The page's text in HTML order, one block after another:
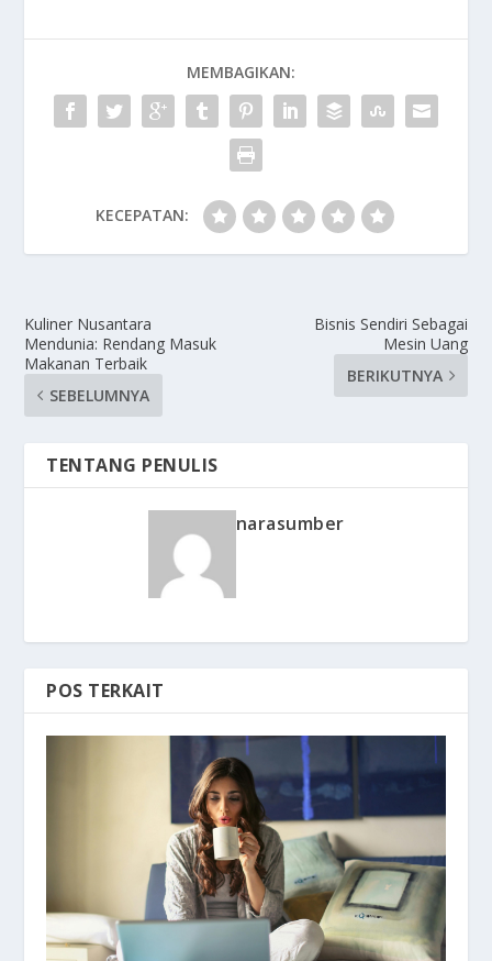
MEMBAGIKAN:
KECEPATAN:
Kuliner Nusantara
Mendunia: Rendang Masuk
Makanan Terbaik
SEBELUMNYA
Bisnis Sendiri Sebagai
Mesin Uang
BERIKUTNYA
TENTANG PENULIS
narasumber
POS TERKAIT